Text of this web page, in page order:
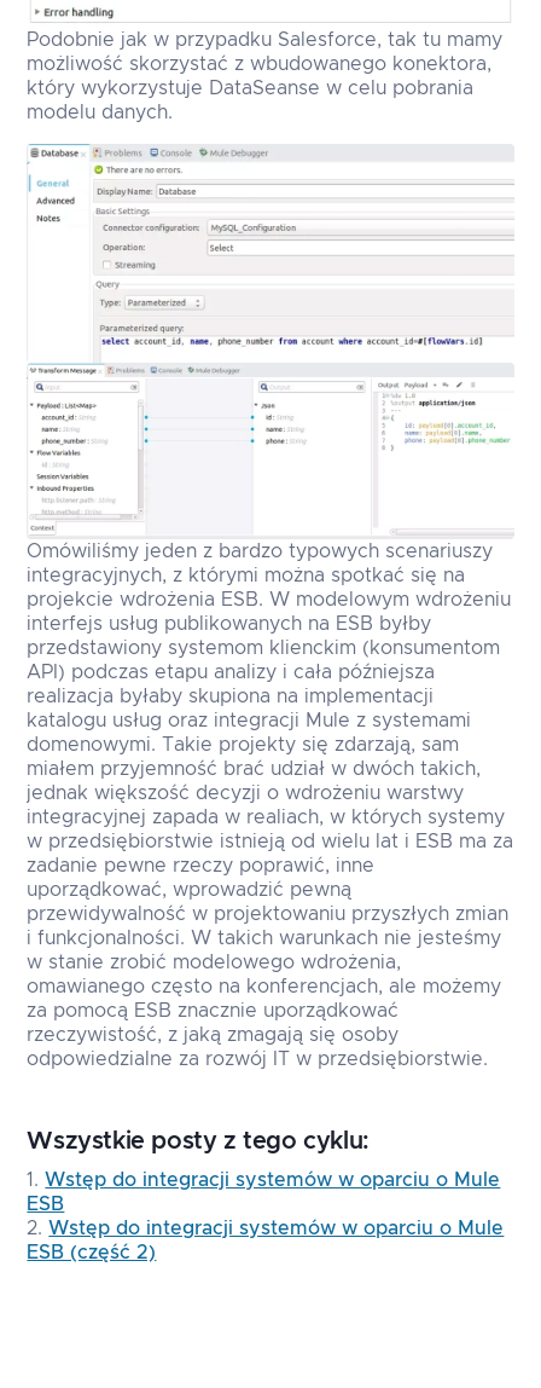
Podobnie jak w przypadku Salesforce, tak tu mamy
możliwość skorzystać z wbudowanego konektora,
który wykorzystuje DataSeanse w celu pobrania
modelu danych.
Omówiliśmy jeden z bardzo typowych scenariuszy
integracyjnych, z którymi można spotkać się na
projekcie wdrożenia ESB. W modelowym wdrożeniu
interfejs usług publikowanych na ESB byłby
przedstawiony systemom klienckim (konsumentom
API) podczas etapu analizy i cała późniejsza
realizacja byłaby skupiona na implementacji
katalogu usług oraz integracji Mule z systemami
domenowymi. Takie projekty się zdarzają, sam
miałem przyjemność brać udział w dwóch takich,
jednak większość decyzji o wdrożeniu warstwy
integracyjnej zapada w realiach, w których systemy
w przedsiębiorstwie istnieją od wielu lat i ESB ma za
zadanie pewne rzeczy poprawić, inne
uporządkować, wprowadzić pewną
przewidywalność w projektowaniu przyszłych zmian
i funkcjonalności. W takich warunkach nie jesteśmy
w stanie zrobić modelowego wdrożenia,
omawianego często na konferencjach, ale możemy
za pomocą ESB znacznie uporządkować
rzeczywistość, z jaką zmagają się osoby
odpowiedzialne za rozwój IT w przedsiębiorstwie.
Wszystkie posty z tego cyklu:
Wstęp do integracji systemów w oparciu o Mule
ESB
Wstęp do integracji systemów w oparciu o Mule
ESB (część 2)